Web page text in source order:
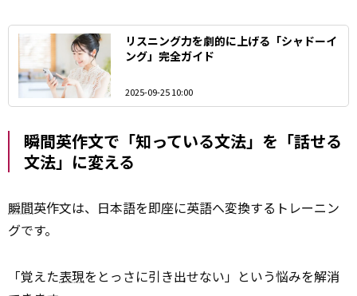
リスニング力を劇的に上げる「シャドーイ
ング」完全ガイド
2025-09-25 10:00
瞬間英作文で「知っている文法」を「話せる
文法」に変える
瞬間英作文は、日本語を即座に英語へ変換するトレーニン
グです。
「覚えた表現をとっさに引き出せない」という悩みを解消